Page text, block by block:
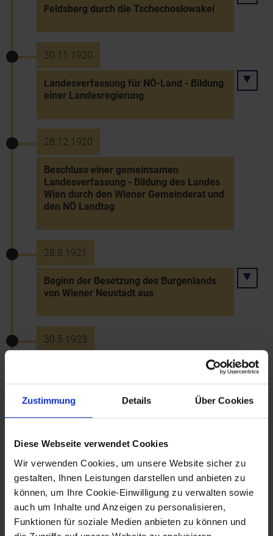
Zustimmung Details Über Cookies
Diese Webseite verwendet Cookies
Wir verwenden Cookies, um unsere Website sicher zu
gestalten, Ihnen Leistungen darstellen und anbieten zu
können, um Ihre Cookie-Einwilligung zu verwalten sowie
auch um Inhalte und Anzeigen zu personalisieren,
Funktionen für soziale Medien anbieten zu können und
Feldsberg durch die Tschechoslowakei
30.11.1920
Landesverfassung für NÖ-Land - Bildung
einer Landesregierung
28.12.1920
Beschluss einer gemeinsamen
Landesverfassung - Bildung des Landes
Wien durch den Wiener Gemeinderat und
den NÖ Landtag
28.8.1921
Beginn der Besetzung des Burgenlands
von Wiener Neustadt aus
30.5.1923
Zusammenstöße zw. Nationalsozialisten
28.4.1924
Großbrand in der Altstadt von St. Pölten
27.12.1924